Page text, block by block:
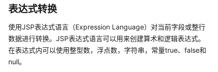
性
能
关
键
表达式转换
使用JSP表达式语言（Expression Language）对当前字段或整行
数据进行转换。JSP表达式语言可以用来创建算术和逻辑表达式。
在表达式内可以使用整型数，浮点数，字符串，常量true、false和
null。